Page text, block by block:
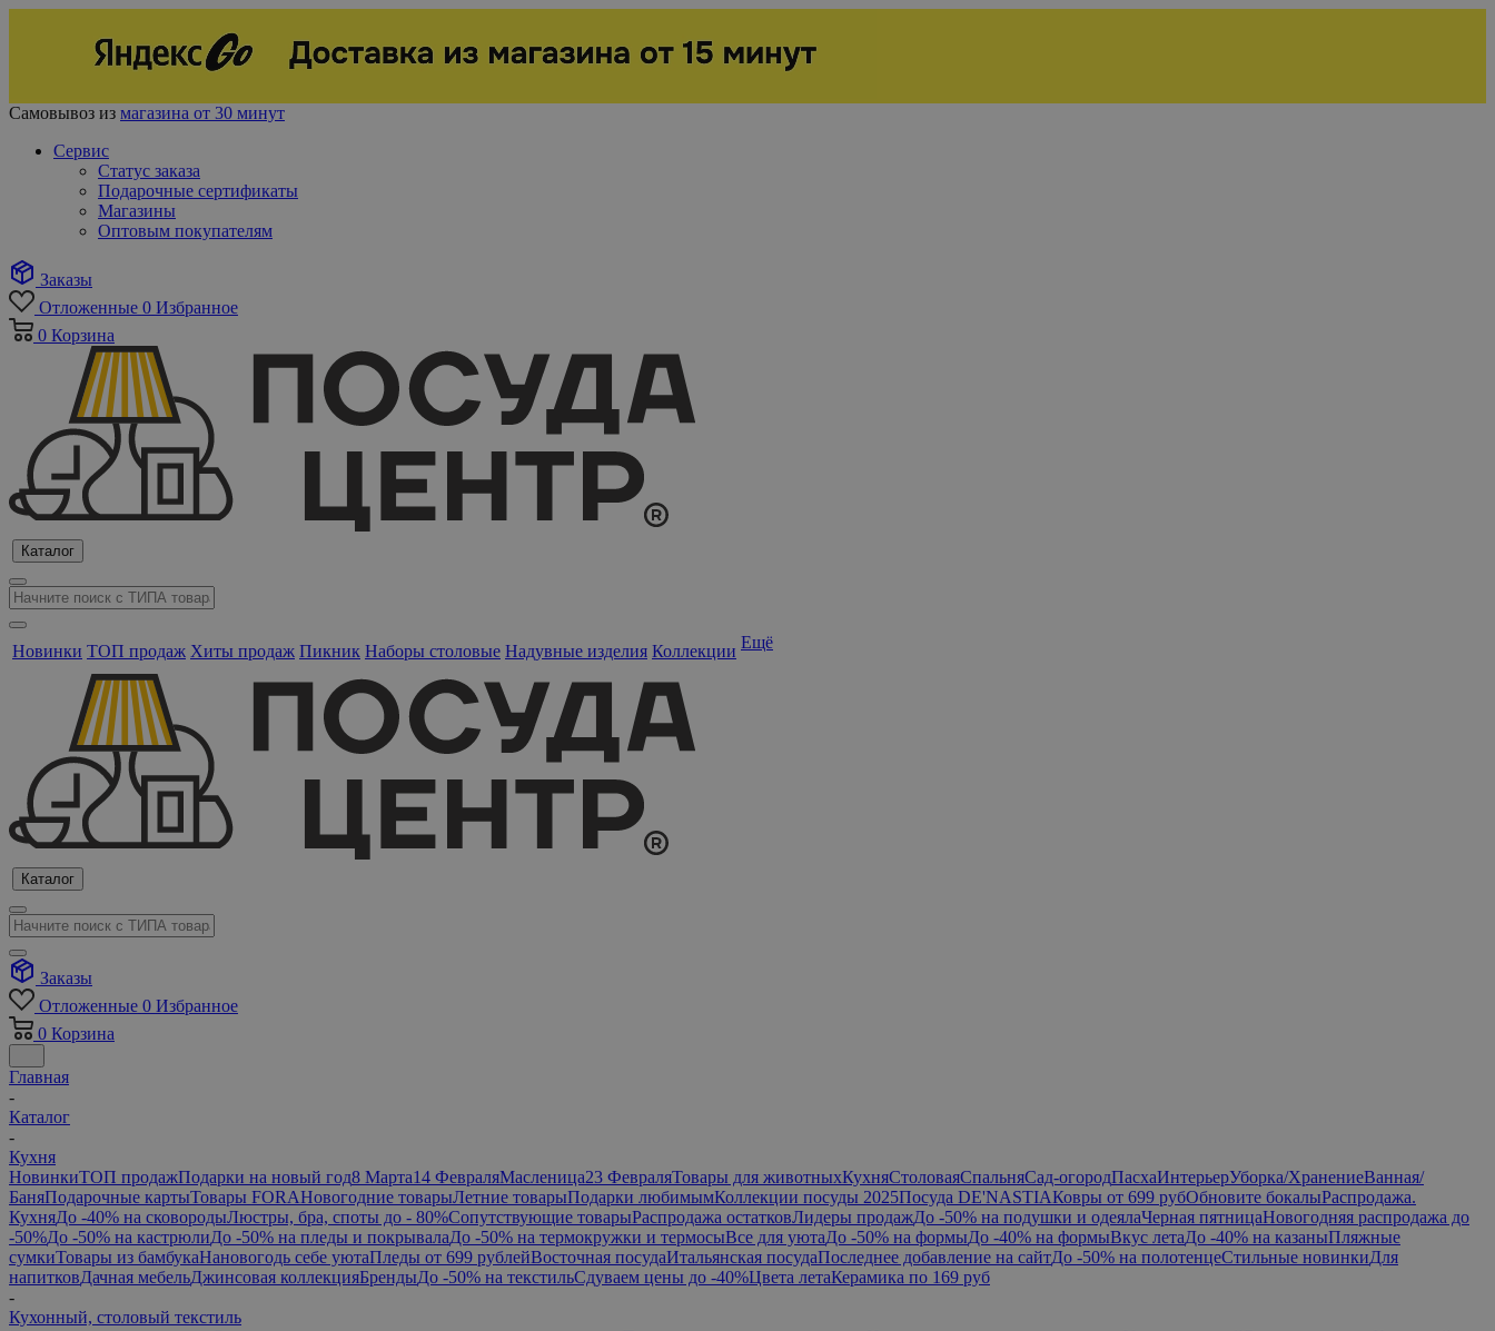
Самовывоз из магазина от 30 минут
Сервис
Статус заказа
Подарочные сертификаты
Магазины
Оптовым покупателям
Заказы
Отложенные 0 Избранное
0 Корзина
Каталог
Новинки ТОП продаж Хиты продаж Пикник Наборы столовые Надувные изделия Коллекции Ещё
Каталог
Заказы
Отложенные 0 Избранное
0 Корзина
Главная
-
Каталог
-
Кухня
НовинкиТОП продажПодарки на новый год8 Марта14 ФевраляМасленица23 ФевраляТовары для животныхКухняСтоловаяСпальняСад-огородПасхаИнтерьерУборка/ХранениеВанная/
БаняПодарочные картыТовары FORAНовогодние товарыЛетние товарыПодарки любимымКоллекции посуды 2025Посуда DE'NASTIAКовры от 699 рубОбновите бокалыРаспродажа.
КухняДо -40% на сковородыЛюстры, бра, споты до - 80%Сопутствующие товарыРаспродажа остатковЛидеры продажДо -50% на подушки и одеялаЧерная пятницаНовогодняя распродажа до
-50%До -50% на кастрюлиДо -50% на пледы и покрывалаДо -50% на термокружки и термосыВсе для уютаДо -50% на формыДо -40% на формыВкус летаДо -40% на казаныПляжные
сумкиТовары из бамбукаНановогодь себе уютаПледы от 699 рублейВосточная посудаИтальянская посудаПоследнее добавление на сайтДо -50% на полотенцеСтильные новинкиДля
напитковДачная мебельДжинсовая коллекцияБрендыДо -50% на текстильСдуваем цены до -40%Цвета летаКерамика по 169 руб
-
Кухонный, столовый текстиль